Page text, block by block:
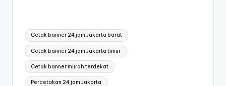
Tags:
Cetak banner 24 jam Jakarta barat
Cetak banner 24 jam Jakarta timur
Cetak banner murah terdekat
Percetakan 24 jam Jakarta